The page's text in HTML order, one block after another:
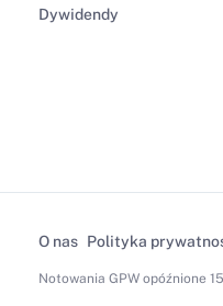
Dywidendy
O nas Polityka
Notowania GPWopóźnione